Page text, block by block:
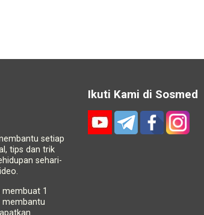
setiap
tips dan trik
sehari-
membuat 1
membantu
Ikuti Kami di Sosmed